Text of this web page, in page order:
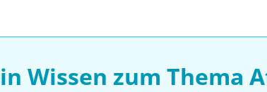
Wissen zum Thema